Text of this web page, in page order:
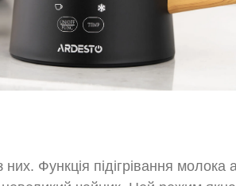
Функція підігрівання молока